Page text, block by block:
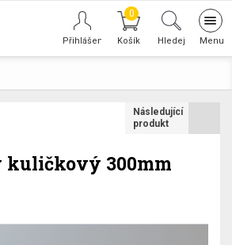
0
Hledej
Následující
produkt
300mm